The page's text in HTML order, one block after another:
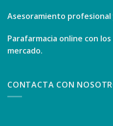
Asesoramiento profesional
Parafarmacia online con
mercado.
CONTACTA CON